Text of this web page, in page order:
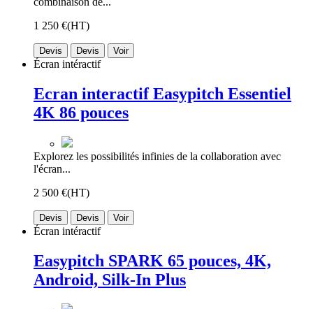
1 250 €(HT)
Devis Devis Voir
Écran intéractif
Ecran interactif Easypitch Essentiel
4K 86 pouces
Explorez les possibilités infinies de la collaboration avec
l'écran...
2 500 €(HT)
Devis Devis Voir
Écran intéractif
Easypitch SPARK 65 pouces, 4K,
Android, Silk-In Plus